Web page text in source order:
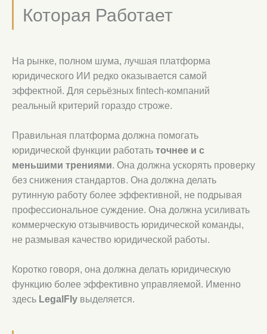
Которая Работает
На рынке, полном шума, лучшая платформа
юридического ИИ редко оказывается самой
эффектной. Для серьёзных fintech-компаний
реальный критерий гораздо строже.
Правильная платформа должна помогать
юридической функции работать точнее и с
меньшими трениями. Она должна ускорять проверку
без снижения стандартов. Она должна делать
рутинную работу более эффективной, не подрывая
профессиональное суждение. Она должна усиливать
коммерческую отзывчивость юридической команды,
не размывая качество юридической работы.
Коротко говоря, она должна делать юридическую
функцию более эффективно управляемой. Именно
здесь LegalFly выделяется.